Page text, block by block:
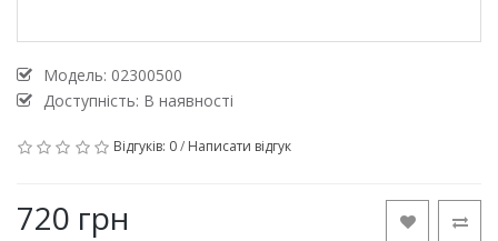
Модель: 02300500
Доступність: В наявності
Відгуків: 0/ Написати відгук
720 грн